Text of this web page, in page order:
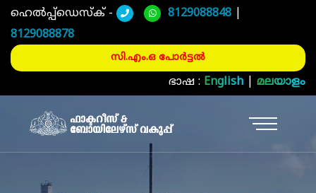
ഹെൽപ്പ്ഡെസ്ക് - 8129088848
8129088878
സി.എം.ഒ പോർട്ടൽ
ഭാഷ : English മലയാളം